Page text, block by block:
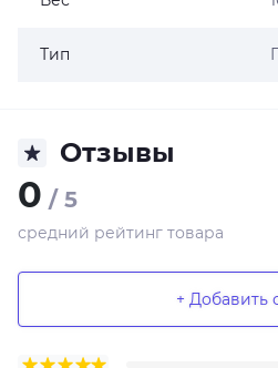
Тип
Отзывы
0 / 5
средний рейтинг товара
+ Добавить